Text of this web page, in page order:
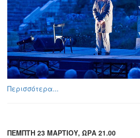
Περισσότερα...
ΠΕΜΠΤΗ 23 ΜΑΡΤΙΟΥ, ΩΡΑ 21.00